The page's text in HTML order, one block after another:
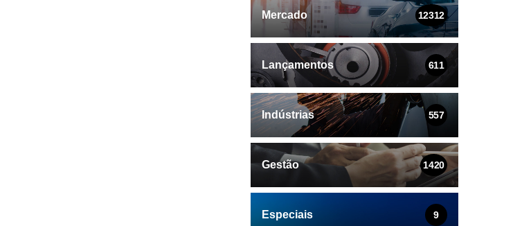
Mercado 12312
Lançamentos 611
Indústrias 557
Gestão 1420
Especiais 9